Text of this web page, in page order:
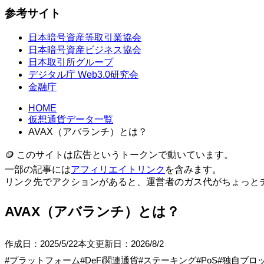
参考サイト
日本暗号資産等取引業協会
日本暗号資産ビジネス協会
日本取引所グループ
デジタル庁 Web3.0研究会
金融庁
HOME
仮想通貨データ一覧
AVAX（アバランチ）とは？
🪙 このサイトは広告というトークンで動いています。
一部の記事にはアフィリエイトリンク を含みます。
リンク先でアクションがあると、運営者のガス代がちょっと
AVAX（アバランチ）とは？
作成日： 2025/5/22本文更新日： 2026/8/2
#プラットフォーム#DeFi関連通貨#ステーキング#PoS#独自ブロ